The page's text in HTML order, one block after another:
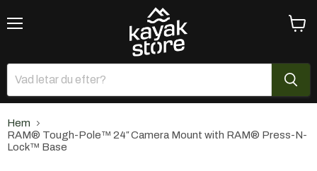
Hem
RAM® Tough-Pole™ 24″ Camera Mount with RAM® Press-N-
Lock™ Base